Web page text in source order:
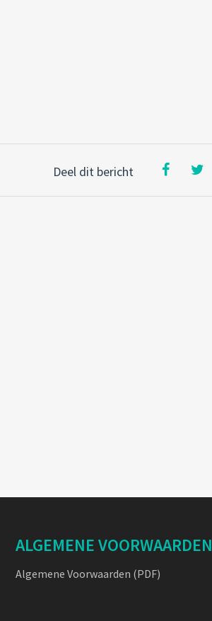
Deel dit bericht
ALGEMENE VOORWAARDEN
Algemene Voorwaarden (PDF)